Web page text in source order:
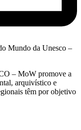
– MoW promove a
arquivístico e
têm por objetivo